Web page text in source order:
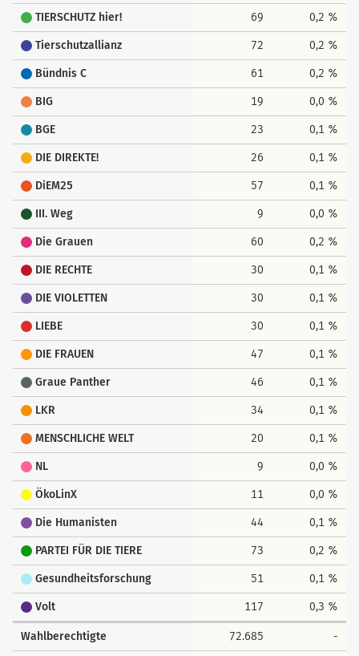
TIERSCHUTZ hier! 69 0,2 %
Tierschutzallianz 72 0,2 %
Bündnis C 61 0,2 %
BIG 19 0,0 %
BGE 23 0,1 %
DIE DIREKTE! 26 0,1 %
DiEM25 57 0,1 %
III. Weg 9 0,0 %
Die Grauen 60 0,2 %
DIE RECHTE 30 0,1 %
DIE VIOLETTEN 30 0,1 %
LIEBE 30 0,1 %
DIE FRAUEN 47 0,1 %
Graue Panther 46 0,1 %
LKR 34 0,1 %
MENSCHLICHE WELT 20 0,1 %
NL 9 0,0 %
ÖkoLinX 11 0,0 %
Die Humanisten 44 0,1 %
PARTEI FÜR DIE TIERE 73 0,2 %
Gesundheitsforschung 51 0,1 %
Volt 117 0,3 %
Wahlberechtigte 72.685 -